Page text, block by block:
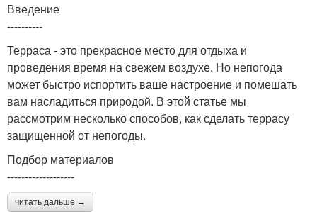
Введение
----------
Терраса - это прекрасное место для отдыха и
проведения время на свежем воздухе. Но непогода
может быстро испортить ваше настроение и помешать
вам насладиться природой. В этой статье мы
рассмотрим несколько способов, как сделать террасу
защищенной от непогоды.
Подбор материалов
-------------------
читать дальше →